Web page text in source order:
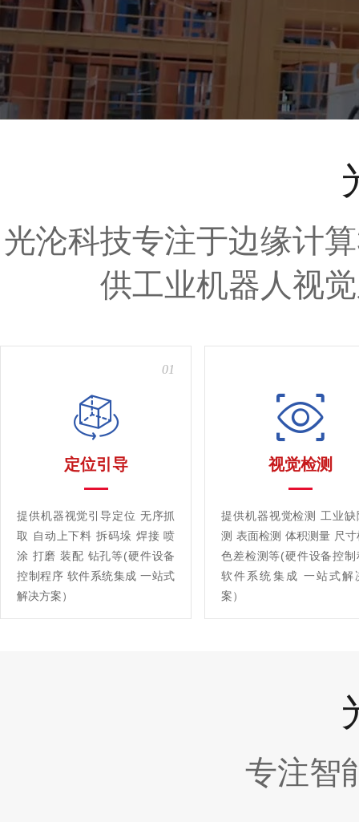
光沦科技专注于边缘计
供工业机器人视
01
定位引导
提供机器视觉引导定位 无序抓
取 自动上下料 拆码垛 焊接 喷
涂 打磨 装配 钻孔等(硬件设备
控制程序 软件系统集成 一站式
解决方案）
视觉检测
提供机器视觉检测 工业缺
测 表面检测 体积测量 尺寸
色差检测等(硬件设备控制
软件系统集成 一站式解
案）
专注智